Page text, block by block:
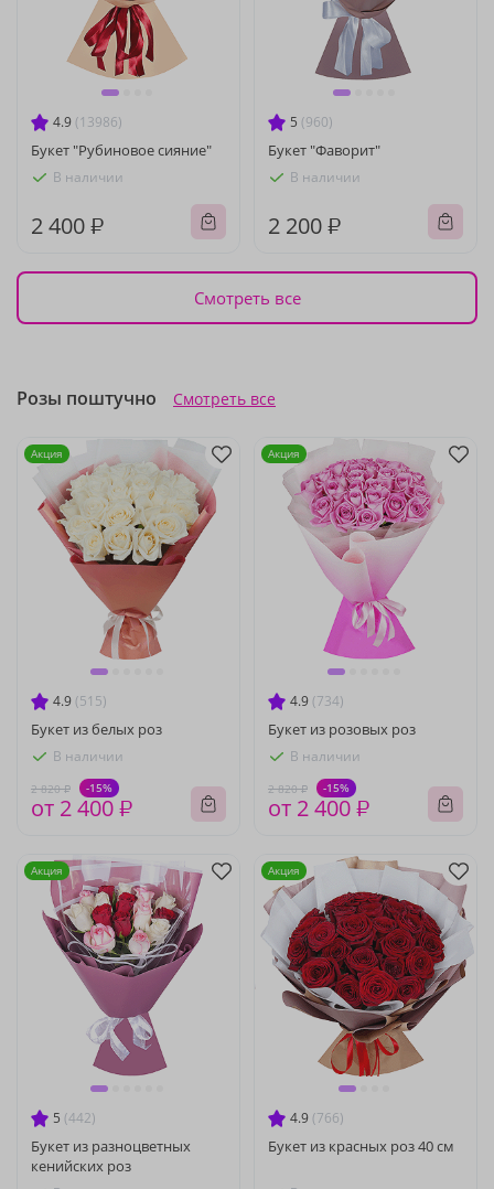
4.9 (13986)
Букет "Рубиновое сияние"
В наличии
2 400 ₽
5 (960)
Букет "Фаворит"
В наличии
2 200 ₽
Смотреть все
Розы поштучно Смотреть все
4.9 (515)
Букет из белых роз
В наличии
2 820 ₽ -15%
от 2 400 ₽
Акция
4.9 (734)
Букет из розовых роз
В наличии
2 820 ₽ -15%
от 2 400 ₽
Акция
5 (442)
Букет из разноцветных
кенийских роз
Акция
4.9 (766)
Букет из красных роз 40 см
Акция